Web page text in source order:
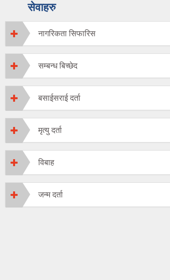
सेवाहरु
नागरिकता सिफारिस
सम्बन्ध बिच्छेद
बसाईसराई दर्ता
मृत्यु दर्ता
विबाह
जन्म दर्ता